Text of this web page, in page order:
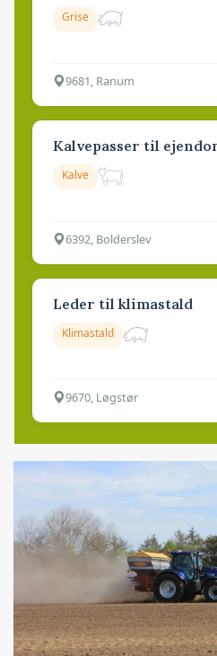
Grise
9681, Ranum
Kalvepasser til
Kalve
6392, Bolderslev
Leder til klimastald
Klimastald
9670, Løgstør